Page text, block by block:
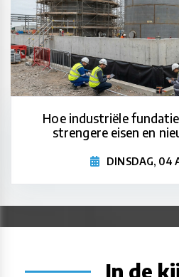
Hoe industriële
strengere eisen en
DINSDAG, 04
In de